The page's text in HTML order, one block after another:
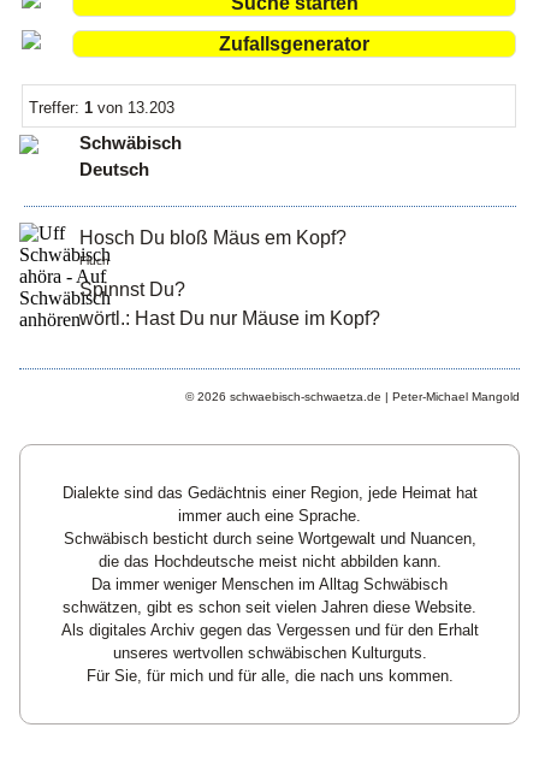
Treffer: 1 von 13.203
Schwäbisch
Deutsch
Hosch Du bloß Mäus em Kopf?
Fluch
Spinnst Du?
wörtl.: Hast Du nur Mäuse im Kopf?
© 2026 schwaebisch-schwaetza.de | Peter-Michael Mangold
Dialekte sind das Gedächtnis einer Region, jede Heimat hat
immer auch eine Sprache.
Schwäbisch besticht durch seine Wortgewalt und Nuancen,
die das Hochdeutsche meist nicht abbilden kann.
Da immer weniger Menschen im Alltag Schwäbisch
schwätzen, gibt es schon seit vielen Jahren diese Website.
Als digitales Archiv gegen das Vergessen und für den Erhalt
unseres wertvollen schwäbischen Kulturguts.
Für Sie, für mich und für alle, die nach uns kommen.